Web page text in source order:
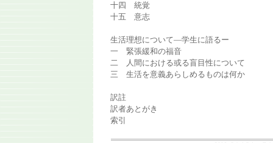
十四 統覚
十五 意志
生活理想について―学生に語るー
一 緊張緩和の福音
二 人間における或る盲目性について
三 生活を意義あらしめるものは何か
訳註
訳者あとがき
索引